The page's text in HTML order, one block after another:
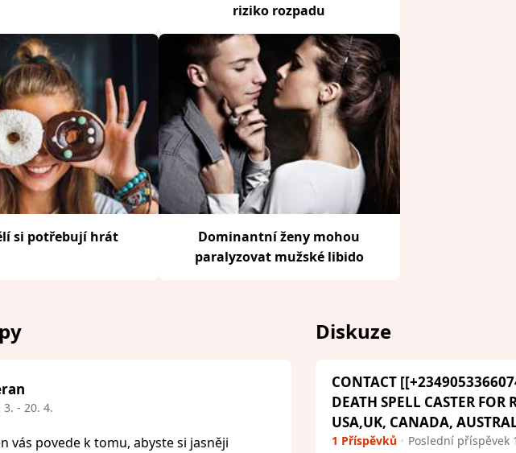
riziko rozpadu
si potřebují hrát
Dominantní ženy mohou
paralyzovat mužské libido
3. - 20. 4.
vás povede k tomu, abyste si jasněji
Diskuze
CONTACT
DEATH SPELL CASTER FOR
USA,UK, CANADA,
1 Příspěvků Poslední příspěvek